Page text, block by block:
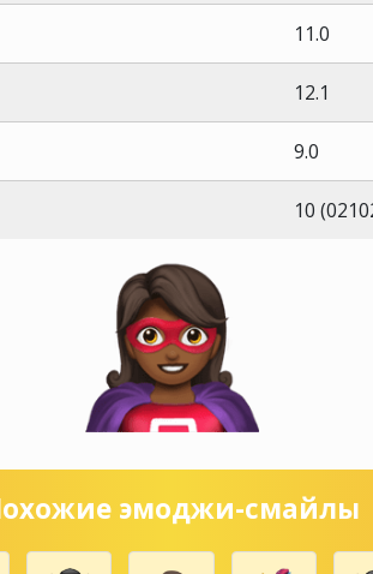
11.0
12.1
9.0
10
эмоджи-смайлы